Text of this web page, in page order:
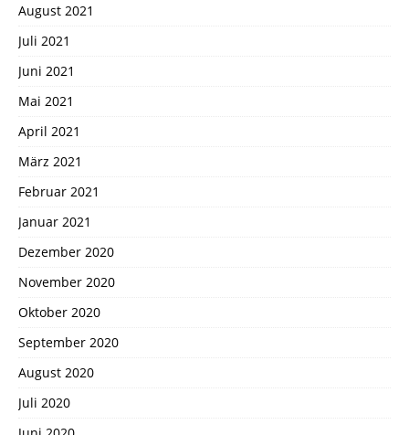
August 2021
Juli 2021
Juni 2021
Mai 2021
April 2021
März 2021
Februar 2021
Januar 2021
Dezember 2020
November 2020
Oktober 2020
September 2020
August 2020
Juli 2020